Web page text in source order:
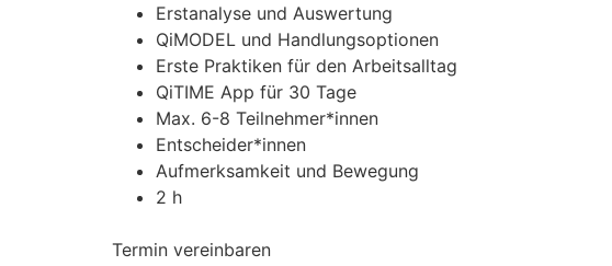
Erstanalyse und Auswertung
QiMODEL und Handlungsoptionen
Erste Praktiken für den Arbeitsalltag
QiTIME App für 30 Tage
Max. 6-8 Teilnehmer*innen
Entscheider*innen
Aufmerksamkeit und Bewegung
2 h
Termin vereinbaren